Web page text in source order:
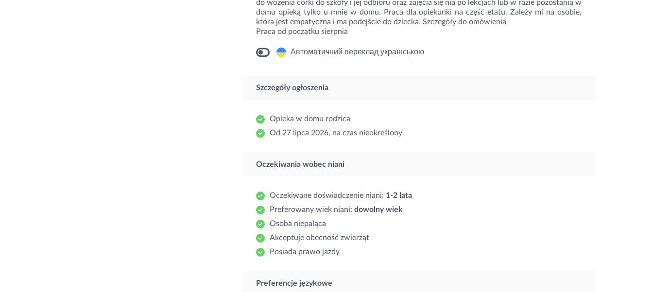
do wożenia córki do szkoły i jej odbioru oraz zajęcia się nią po lekcjach lub w razie pozostania w
domu opieką tylko u mnie w domu. Praca dla opiekunki na część etatu. Zależy mi na osobie,
która jest empatyczna i ma podejście do dziecka. Szczegóły do omówienia
Praca od początku sierpnia
Автоматичний переклад українською
Szczegóły ogłoszenia
Opieka w domu rodzica
Od 27 lipca 2026, na czas nieokreślony
Oczekiwania wobec niani
Oczekiwane doświadczenie niani: 1-2 lata
Preferowany wiek niani: dowolny wiek
Osoba niepaląca
Akceptuje obecność zwierząt
Posiada prawo jazdy
Preferencje językowe